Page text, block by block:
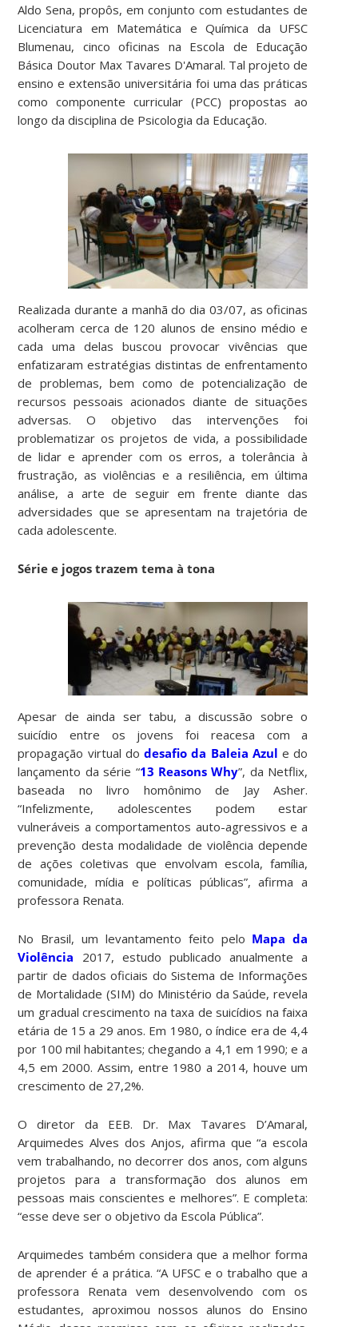
Aldo Sena, propôs, em conjunto com estudantes de
Licenciatura em Matemática e Química da UFSC
Blumenau, cinco oficinas na Escola de Educação
Básica Doutor Max Tavares D'Amaral. Tal projeto de
ensino e extensão universitária foi uma das práticas
como componente curricular (PCC) propostas ao
longo da disciplina de Psicologia da Educação.
Realizada durante a manhã do dia 03/07, as oficinas
acolheram cerca de 120 alunos de ensino médio e
cada uma delas buscou provocar vivências que
enfatizaram estratégias distintas de enfrentamento
de problemas, bem como de potencialização de
recursos pessoais acionados diante de situações
adversas. O objetivo das intervenções foi
problematizar os projetos de vida, a possibilidade
de lidar e aprender com os erros, a tolerância à
frustração, as violências e a resiliência, em última
análise, a arte de seguir em frente diante das
adversidades que se apresentam na trajetória de
cada adolescente.
Série e jogos trazem tema à tona
Apesar de ainda ser tabu, a discussão sobre o
suicídio entre os jovens foi reacesa com a
propagação virtual dodesafio da Baleia Azule do
lançamento da série “13 Reasons Why”, da Netflix,
baseada no livro homônimo de Jay Asher.
“Infelizmente, adolescentes podem estar
vulneráveis a comportamentos auto-agressivos e a
prevenção desta modalidade de violência depende
de ações coletivas que envolvam escola, família,
comunidade, mídia e políticas públicas”, afirma a
professora Renata.
No Brasil, um levantamento feito pelo Mapa da
Violência 2017, estudo publicado anualmente a
partir de dados oficiais do Sistema de Informações
de Mortalidade (SIM) do Ministério da Saúde, revela
um gradual crescimento na taxa de suicídios na faixa
etária de 15 a 29 anos. Em 1980, o índice era de 4,4
por 100 mil habitantes; chegando a 4,1 em 1990; e a
4,5 em 2000. Assim, entre 1980 a 2014, houve um
crescimento de 27,2%.
O diretor da EEB. Dr. Max Tavares D’Amaral,
Arquimedes Alves dos Anjos, afirma que “a escola
vem trabalhando, no decorrer dos anos, com alguns
projetos para a transformação dos alunos em
pessoas mais conscientes e melhores”. E completa:
“esse deve ser o objetivo da Escola Pública”.
Arquimedes também considera que a melhor forma
de aprender é a prática. “A UFSC e o trabalho que a
professora Renata vem desenvolvendo com os
estudantes, aproximou nossos alunos do Ensino